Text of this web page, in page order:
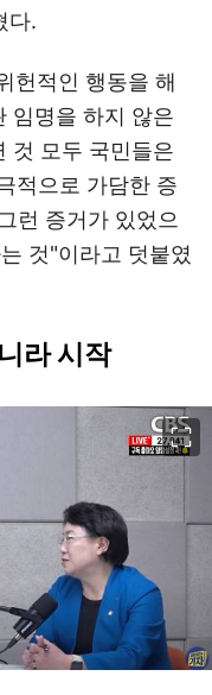
다.
헌적인 행동을 해
임명을 하지 않은
것 모두 국민들은
적으로 가담한 증
런 증거가 있었으
것"이라고 덧붙였
라 시작